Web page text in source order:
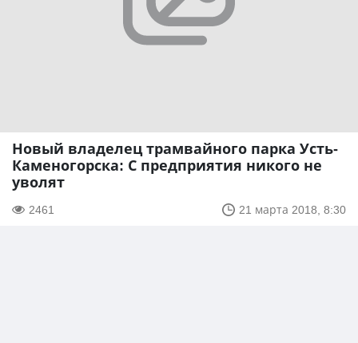
Новый владелец трамвайного парка Усть-
Каменогорска: С предприятия никого не
уволят
2461 21 марта 2018, 8:30